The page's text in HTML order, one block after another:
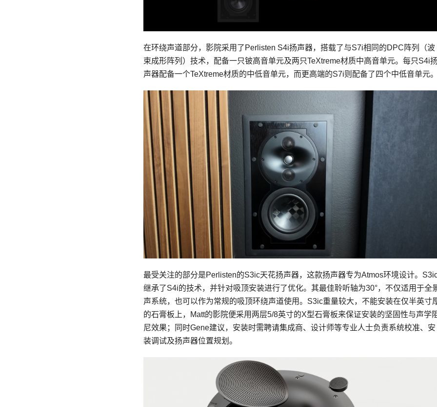
在环绕声道部分，影院采用了Perlisten S4i扬声器，搭载了与S7i相同的DPC 阵列（波
束成形阵列）技术，配备一只铍高音单元及两只TeXtreme材质中高音单元。每只S4i
声器配备一个TeXtreme材质的中低音单元，而更高端的S7i则配备了四个中低音单元
最受关注的部分是Perlisten的S3ic天花扬声器，这款扬声器专为Atmos环境设计。
继承了S4i的技术，并针对吸顶安装进行了优化。其最佳聆听轴为30°，不仅适用于全
声系统，也可以作为常规的吸顶环绕声道使用。S3ic重量较大，不能安装在仅半英寸
的石膏板上，Matt的影院便采用两层5/8英寸的X型石膏板来保证安装的坚固性与声学
尼效果；同时Gene建议，安装时需聘请集成商、设计师等专业人士负责系统校准、安
装调试及扬声器位置规划。